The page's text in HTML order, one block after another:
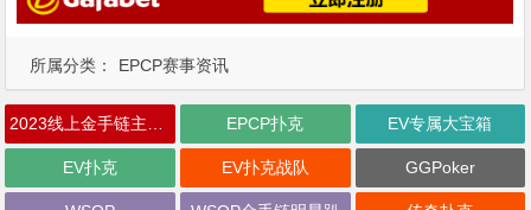
所属分类： EPCP赛事资讯
2023线上金手链主赛事 EPCP扑克 EV专属大宝箱
EV扑克 EV扑克战队 GGPoker